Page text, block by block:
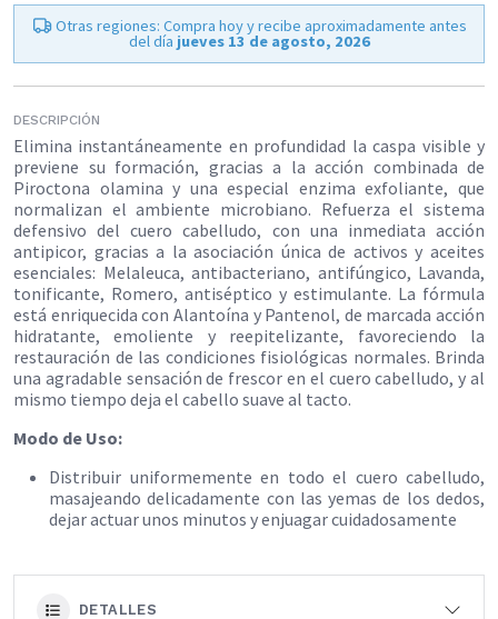
Otras regiones: Compra hoy y recibe aproximadamente antes
del día jueves 13 de agosto, 2026
DESCRIPCIÓN
Elimina instantáneamente en profundidad la caspa visible y
previene su formación, gracias a la acción combinada de
Piroctona olamina y una especial enzima exfoliante, que
normalizan el ambiente microbiano. Refuerza el sistema
defensivo del cuero cabelludo, con una inmediata acción
antipicor, gracias a la asociación única de activos y aceites
esenciales: Melaleuca, antibacteriano, antifúngico, Lavanda,
tonificante, Romero, antiséptico y estimulante. La fórmula
está enriquecida con Alantoína y Pantenol, de marcada acción
hidratante, emoliente y reepitelizante, favoreciendo la
restauración de las condiciones fisiológicas normales. Brinda
una agradable sensación de frescor en el cuero cabelludo, y al
mismo tiempo deja el cabello suave al tacto.
Modo de Uso:
Distribuir uniformemente en todo el cuero cabelludo,
masajeando delicadamente con las yemas de los dedos,
dejar actuar unos minutos y enjuagar cuidadosamente​
DETALLES